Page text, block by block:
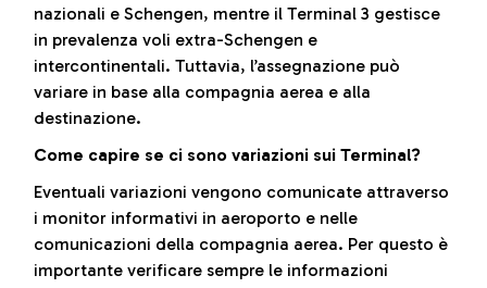
nazionali e Schengen, mentre il Terminal 3 gestisce
in prevalenza voli extra-Schengen e
intercontinentali. Tuttavia, l’assegnazione può
variare in base alla compagnia aerea e alla
destinazione.
Come capire se ci sono variazioni sui Terminal?
Eventuali variazioni vengono comunicate attraverso
i monitor informativi in aeroporto e nelle
comunicazioni della compagnia aerea. Per questo è
importante verificare sempre le informazioni